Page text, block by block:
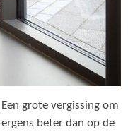
grote vergissing om
beter dan op de